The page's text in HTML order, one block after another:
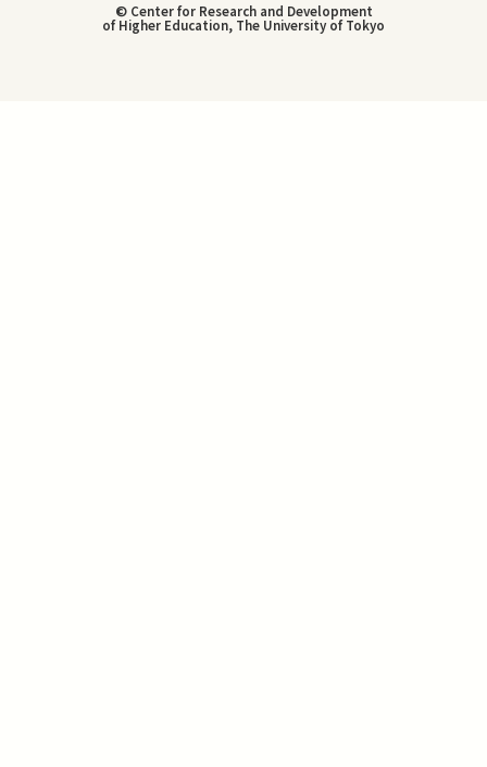
© Center for Research and Development
of Higher Education, The University of Tokyo